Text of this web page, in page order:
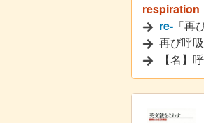
respiration
re- 「再
再び呼
【名】